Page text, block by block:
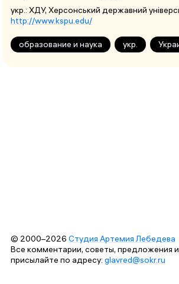
укр.: ХДУ, Херсонський державний
http://www.kspu.edu/
образование и наука укр.
© 2000–2026 Студия Артемия Лебедева
Все комментарии, советы, предложения и
присылайте по адресу: glavred@sokr.ru